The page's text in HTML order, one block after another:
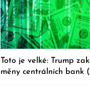
Toto je velké: Trump
měny centrálních bank